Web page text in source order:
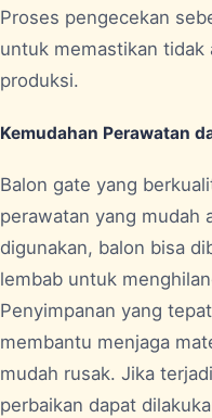
Proses pengecekan
untuk memastikan tidak
produksi.
Kemudahan Perawatan
Balon gate yang
perawatan yang mudah
digunakan, balon bisa
lembab untuk
Penyimpanan yang
membantu menjaga
mudah rusak. Jika
perbaikan dapat